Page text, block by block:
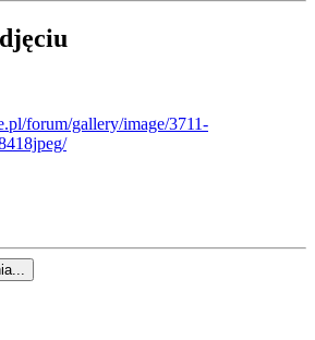
forum/gallery/image/3711-